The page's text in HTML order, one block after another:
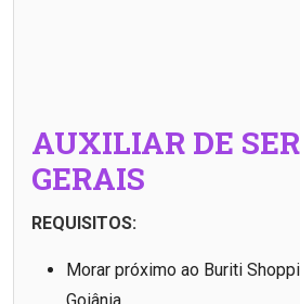
AUXILIAR DE
GERAIS
REQUISITOS:
Morar próximo ao Buriti